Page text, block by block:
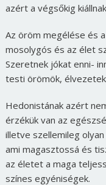
azért a végsőkig
Az öröm megélése és
mosolygós és az élet
Szeretnek jókat enni-
testi örömök,
Hedonistának azért
érzékük van az
illetve szellemileg
ami magasztossá és
az életet a maga
színes egyéniségek.